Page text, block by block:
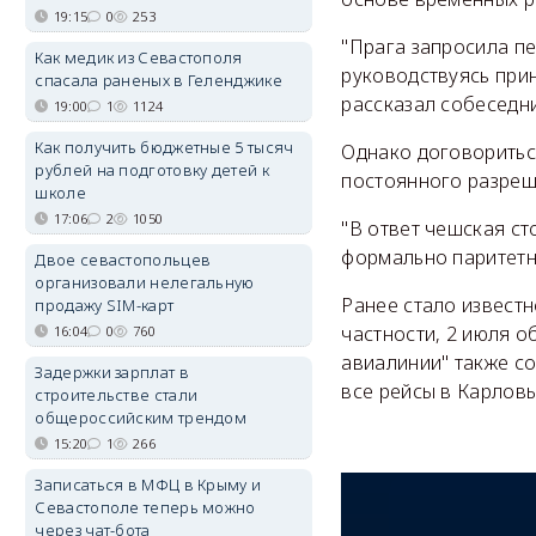
"Прага запросила
руководствуясь
рассказал
Однако
постоянного
"В ответ чешская
формально
Ранее стало
частности, 2 июля
авиалинии" также
все рейсы в
19:15 0 253
Как медик из Севастополя
спасала раненых в Геленджике
19:00 1 1124
Как получить бюджетные 5 тысяч
рублей на подготовку детей к
школе
17:06 2 1050
Двое севастопольцев
организовали нелегальную
продажу SIM-карт
16:04 0 760
Задержки зарплат в
строительстве стали
общероссийским трендом
15:20 1 266
Записаться в МФЦ в Крыму и
Севастополе теперь можно
через чат-бота